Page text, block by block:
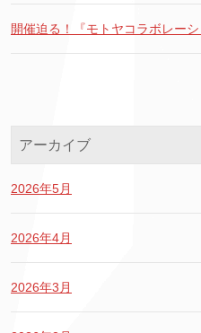
開催迫る！『モトヤコラボレーシ
アーカイブ
2026年5月
2026年4月
2026年3月